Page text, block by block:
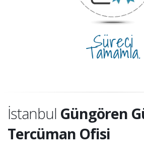
Süreci
Tamamla.
İstanbul Güngören
Tercüman Ofisi